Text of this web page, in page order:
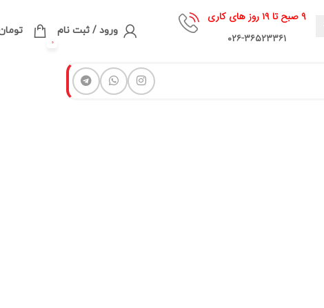
۹ صبح تا ۱۹ روز های کاری
۰۲۶-۳۶۵۲۳۳۶۱
ورود / ثبت نام
0